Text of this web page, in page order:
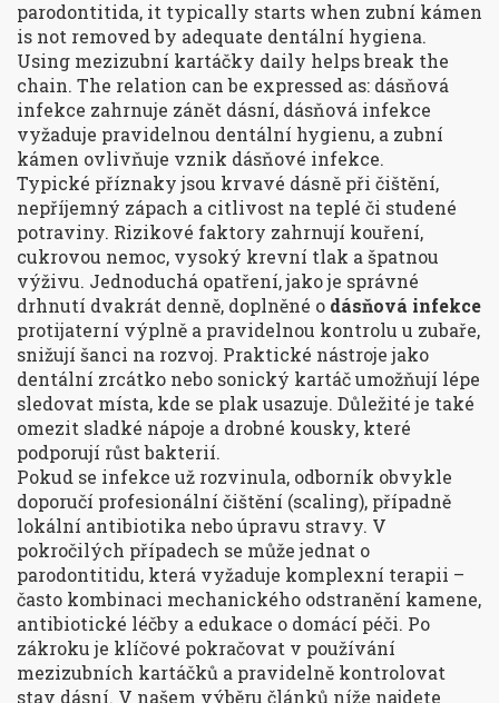
parodontitida, it typically starts when zubní kámen
is not removed by adequate dentální hygiena.
Using mezizubní kartáčky daily helps break the
chain. The relation can be expressed as: dásňová
infekce zahrnuje zánět dásní, dásňová infekce
vyžaduje pravidelnou dentální hygienu, a zubní
kámen ovlivňuje vznik dásňové infekce.
Typické příznaky jsou krvavé dásně při čištění,
nepříjemný zápach a citlivost na teplé či studené
potraviny. Rizikové faktory zahrnují kouření,
cukrovou nemoc, vysoký krevní tlak a špatnou
výživu. Jednoduchá opatření, jako je správné
drhnutí dvakrát denně, doplněné o dásňová infekce
protijaterní výplně a pravidelnou kontrolu u zubaře,
snižují šanci na rozvoj. Praktické nástroje jako
dentální zrcátko nebo sonický kartáč umožňují lépe
sledovat místa, kde se plak usazuje. Důležité je také
omezit sladké nápoje a drobné kousky, které
podporují růst bakterií.
Pokud se infekce už rozvinula, odborník obvykle
doporučí profesionální čištění (scaling), případně
lokální antibiotika nebo úpravu stravy. V
pokročilých případech se může jednat o
parodontitidu, která vyžaduje komplexní terapii –
často kombinaci mechanického odstranění kamene,
antibiotické léčby a edukace o domácí péči. Po
zákroku je klíčové pokračovat v používání
mezizubních kartáčků a pravidelně kontrolovat
stav dásní. V našem výběru článků níže najdete